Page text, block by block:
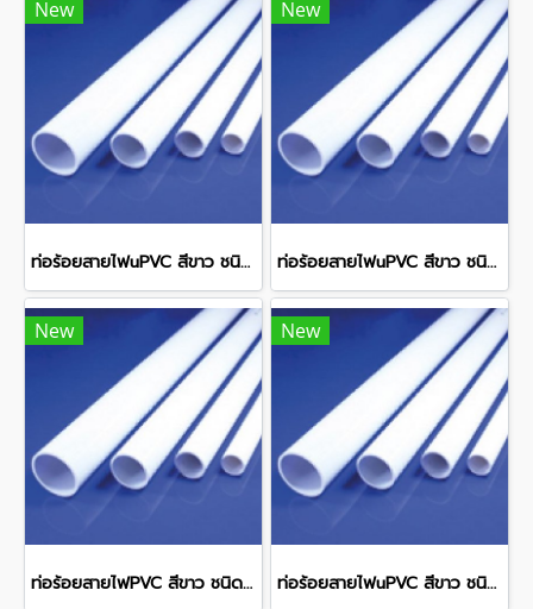
New
ท่อร้อยสายไฟuPVC สีขาว ชนิดหนา WPP25 OD 25 มม. 1.9 มม. ยาว 292 มม.
New
ท่อร้อยสายไฟuPVC สีขาว ชนิดหนา WPP32 OD 32 มม. 2.5 มม. ยาว 292 มม.
New
ท่อร้อยสายไฟPVC สีขาว ชนิดหนา WPP50 OD 50 มม. 3 มม. ยาว 292 มม.
New
ท่อร้อยสายไฟuPVC สีขาว ชนิดหนา WPP40 OD 40 มม. 2.7 มม. ยาว 292 มม.